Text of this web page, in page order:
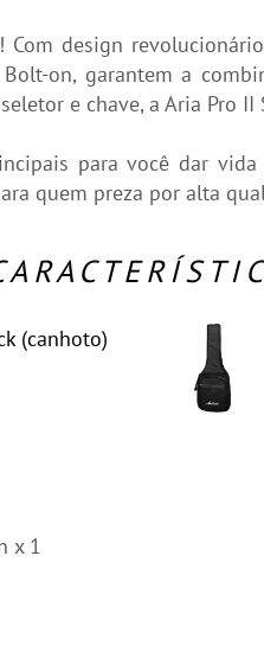
design
on, garantem a
e chave, a Aria Pro
para você dar
quem preza por alta
(canhoto)
x 1